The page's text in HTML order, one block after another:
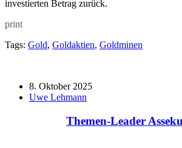
investierten Betrag zurück.
print
Tags: Gold, Goldaktien, Goldminen
8. Oktober 2025
Uwe Lehmann
Themen-Leader